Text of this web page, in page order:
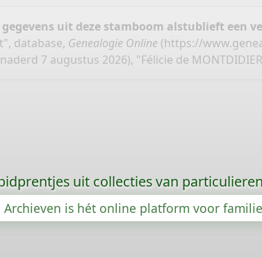
uit deze stamboom alstublieft een
database, Genealogie Online (https://
7 augustus 2026), "Félicie de
uit collecties van
Archieven is hét online platform voor